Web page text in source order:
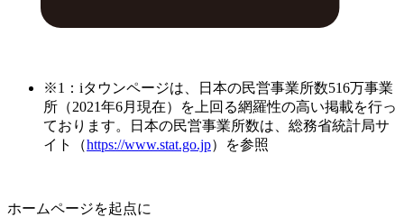
※1：iタウンページは、日本の民営事業所数516万事業
所（2021年6月現在）を上回る網羅性の高い掲載を行っ
ております。日本の民営事業所数は、総務省統計局サ
イト（https://www.stat.go.jp）を参照
ホームページを起点に